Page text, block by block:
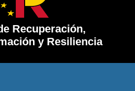
Recuperación,
y Resiliencia